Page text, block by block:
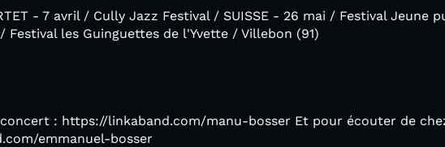
- 7 avril / Cully Jazz Festival / SUISSE - 26 mai / Festival Jeune
Festival les Guinguettes de l'Yvette / Villebon (91)
: https://linkaband.com/manu-bosser Et pour écouter de
emmanuel-bosser